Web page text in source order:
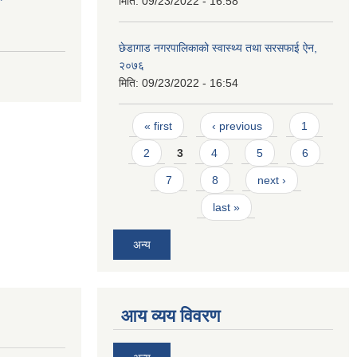
छेडागाड नगरपालिकाको स्वास्थ्य तथा सरसफाई ऐन,
२०७६
मिति: 09/23/2022 - 16:54
Pages
« first ‹ previous 1
2 3 4 5 6
7 8 next ›
last »
अन्य
आय व्यय विवरण